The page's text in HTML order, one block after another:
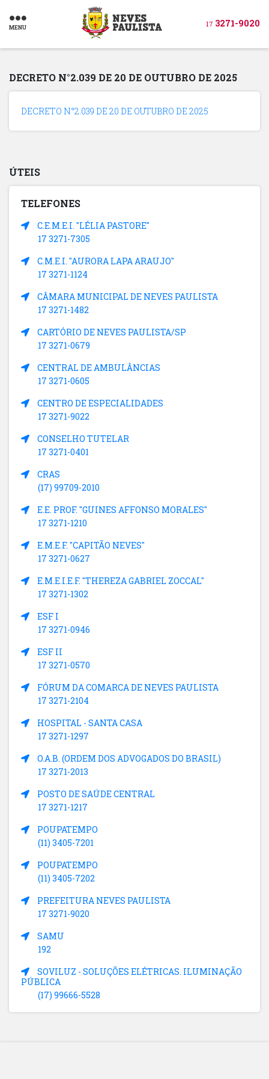
MENU 17 3271-9020
DECRETO N°2.039 DE 20 DE OUTUBRO DE 2025
DECRETO N°2.039 DE 20 DE OUTUBRO DE 2025
ÚTEIS
TELEFONES
C.E.M.E.I. "LÉLIA PASTORE"
17 3271-7305
C.M.E.I. "AURORA LAPA ARAUJO"
17 3271-1124
CÂMARA MUNICIPAL DE NEVES PAULISTA
17 3271-1482
CARTÓRIO DE NEVES PAULISTA/SP
17 3271-0679
CENTRAL DE AMBULÂNCIAS
17 3271-0605
CENTRO DE ESPECIALIDADES
17 3271-9022
CONSELHO TUTELAR
17 3271-0401
CRAS
(17) 99709-2010
E.E. PROF. "GUINES AFFONSO MORALES"
17 3271-1210
E.M.E.F. "CAPITÃO NEVES"
17 3271-0627
E.M.E.I.E.F. "THEREZA GABRIEL ZOCCAL"
17 3271-1302
ESF I
17 3271-0946
ESF II
17 3271-0570
FÓRUM DA COMARCA DE NEVES PAULISTA
17 3271-2104
HOSPITAL - SANTA CASA
17 3271-1297
O.A.B. (ORDEM DOS ADVOGADOS DO BRASIL)
17 3271-2013
POSTO DE SAÚDE CENTRAL
17 3271-1217
POUPATEMPO
(11) 3405-7201
POUPATEMPO
(11) 3405-7202
PREFEITURA NEVES PAULISTA
17 3271-9020
SAMU
192
SOVILUZ - SOLUÇÕES ELÉTRICAS. ILUMINAÇÃO
PÚBLICA
(17) 99666-5528